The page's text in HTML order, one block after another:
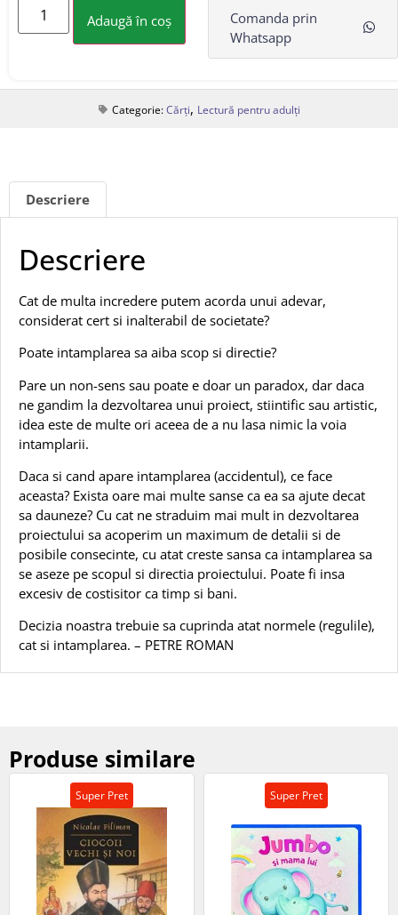
Adaugă în coș
Comanda prin
Whatsapp
Categorie:Cărți, Lectură pentru adulți
Descriere
Descriere
Cat de multa incredere putem acorda unui adevar,
considerat cert si inalterabil de societate?
Poate intamplarea sa aiba scop si directie?
Pare un non-sens sau poate e doar un paradox, dar daca
ne gandim la dezvoltarea unui proiect, stiintific sau artistic,
idea este de multe ori aceea de a nu lasa nimic la voia
intamplarii.
Daca si cand apare intamplarea (accidentul), ce face
aceasta? Exista oare mai multe sanse ca ea sa ajute decat
sa dauneze? Cu cat ne straduim mai mult in dezvoltarea
proiectului sa acoperim un maximum de detalii si de
posibile consecinte, cu atat creste sansa ca intamplarea sa
se aseze pe scopul si directia proiectului. Poate fi insa
excesiv de costisitor ca timp si bani.
Decizia noastra trebuie sa cuprinda atat normele (regulile),
cat si intamplarea. – PETRE ROMAN
Produse similare
Super Pret Super Pret